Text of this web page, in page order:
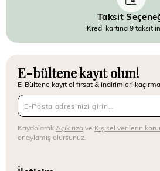
Taksit
Kredi kartına 9 taksit
E-bültene kayıt olun!
E-Bültene kayıt ol fırsat & indirimleri
Kaydolarak Açık rızave Kişisel verilerin
onaylamış olursunuz.